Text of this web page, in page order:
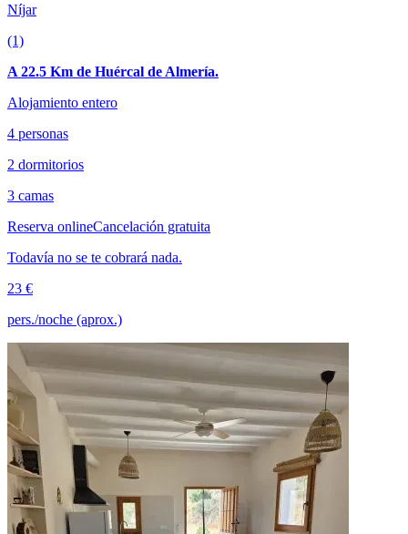
Níjar
(1)
A 22.5 Km de Huércal de Almería.
Alojamiento entero
4 personas
2 dormitorios
3 camas
Reserva onlineCancelación gratuita
Todavía no se te cobrará nada.
23 €
pers./noche (aprox.)